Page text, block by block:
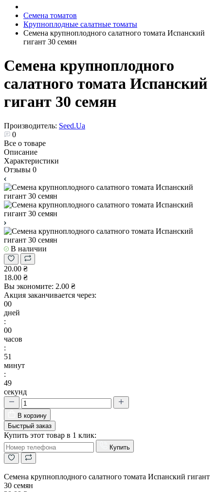
Семена томатов
Крупноплодные салатные томаты
Семена крупноплодного салатного томата Испанский
гигант 30 семян
Семена крупноплодного
салатного томата Испанский
гигант 30 семян
Производитель: Seed.Ua
0
Все о товаре
Описание
Характеристики
Отзывы 0
В наличии
20.00 ₴
18.00 ₴
Вы экономите: 2.00 ₴
Акция заканчивается через:
00
дней
:
00
часов
:
51
минут
:
48
секунд
В корзину
Быстрый заказ
Купить этот товар в 1 клик:
Купить
Семена крупноплодного салатного томата Испанский гигант
30 семян